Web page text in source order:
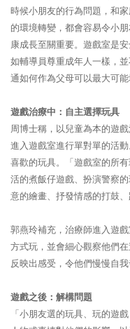
時候小朋友的行為問題，和
的環境轉變，都會容易令小
康成長至關重要。遊戲室是
如輔導員尊重成年人一樣，
通如何作為父母可以最大可能
遊戲治療中：自主選擇玩具
周博士稱，以兒童為本的遊
進入遊戲室進行單對單的活
喜歡的玩具。「遊戲室的所
活的煮飯仔遊戲、扮演警察
意的繪畫、抒發情感的打鼓
郭燕玲補充，治療師進入遊
方式玩，並會細心觀察他們
反映出感受，令他們慢慢自我
遊戲之後：解構問題
「小朋友選的玩具、玩的遊